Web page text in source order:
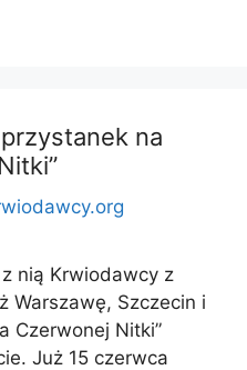
na
nią Krwiodawcy z
Warszawę, Szczecin i
Czerwonej Nitki”
Już 15 czerwca